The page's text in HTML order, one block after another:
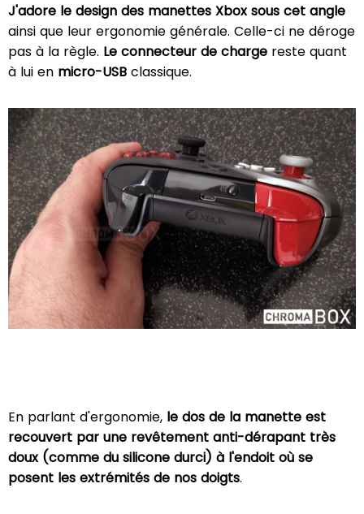
J'adore le design des manettes Xbox sous cet angle
ainsi que leur ergonomie générale. Celle-ci ne déroge
pas à la règle. Le connecteur de charge reste quant
à lui en micro-USB classique.
En parlant d'ergonomie, le dos de la manette est
recouvert par une revêtement anti-dérapant très
doux (comme du silicone durci) à l'endoit où se
posent les extrémités de nos doigts.